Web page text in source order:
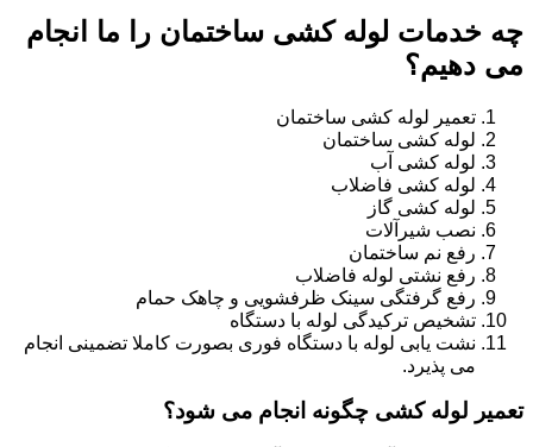
چه خدمات لوله کشی ساختمان را ما انجام
می دهیم؟
تعمیر لوله کشی ساختمان
لوله کشی ساختمان
لوله کشی آب
لوله کشی فاضلاب
لوله کشی گاز
نصب شیرآلات
رفع نم ساختمان
رفع نشتی لوله فاضلاب
رفع گرفتگی سینک ظرفشویی و چاهک حمام
تشخیص ترکیدگی لوله با دستگاه
نشت یابی لوله با دستگاه فوری بصورت کاملا تضمینی انجام
می پذیرد.
تعمیر لوله کشی چگونه انجام می شود؟